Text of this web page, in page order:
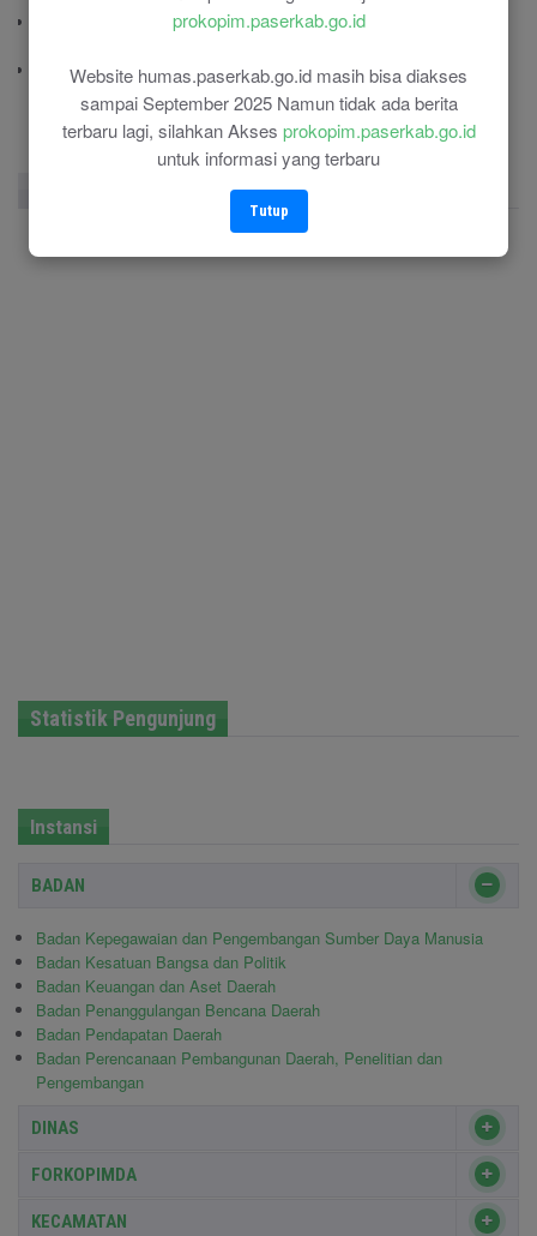
prokopim.paserkab.go.id
Website humas.paserkab.go.id masih bisa diakses
sampai September 2025 Namun tidak ada berita
terbaru lagi, silahkan Akses prokopim.paserkab.go.id
untuk informasi yang terbaru
Tutup
RSU Panglima Sebaya
Twitter Instagram
Statistik Pengunjung
Instansi
BADAN
Badan Kepegawaian dan Pengembangan Sumber Daya Manusia
Badan Kesatuan Bangsa dan Politik
Badan Keuangan dan Aset Daerah
Badan Penanggulangan Bencana Daerah
Badan Pendapatan Daerah
Badan Perencanaan Pembangunan Daerah, Penelitian dan
Pengembangan
DINAS
FORKOPIMDA
KECAMATAN